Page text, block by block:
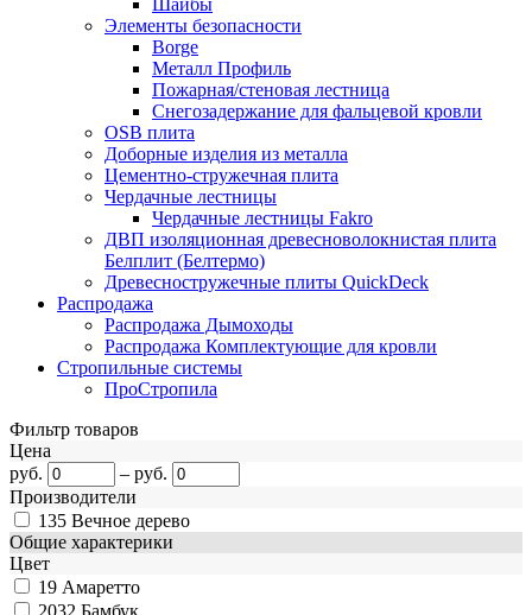
Шайбы
Элементы безопасности
Borge
Металл Профиль
Пожарная/стеновая лестница
Снегозадержание для фальцевой кровли
OSB плита
Доборные изделия из металла
Цементно-стружечная плита
Чердачные лестницы
Чердачные лестницы Fakro
ДВП изоляционная древесноволокнистая плита
Белплит (Белтермо)
Древесностружечные плиты QuickDeck
Распродажа
Распродажа Дымоходы
Распродажа Комплектующие для кровли
Стропильные системы
ПроСтропила
Фильтр товаров
Цена
руб.
– руб.
Производители
135 Вечное дерево
Общие характерики
Цвет
19 Амаретто